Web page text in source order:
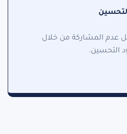
المشاركة من خلال
التحسين.